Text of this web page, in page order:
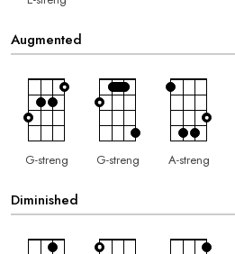
Augmented
G-streng G-streng A-streng
Diminished